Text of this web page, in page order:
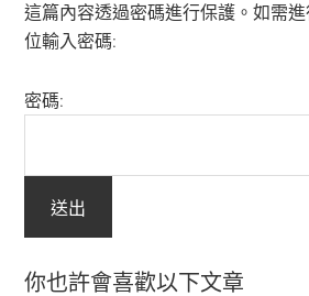
這篇內容透過密碼進行保護。如需
位輸入密碼:
密碼:
你也許會喜歡以下文章